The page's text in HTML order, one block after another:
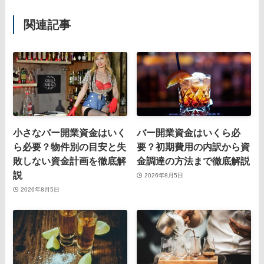
関連記事
小さなバー開業資金はいく
ら必要？物件別の目安と失
敗しない資金計画を徹底解
説
2026年8月5日
バー開業資金はいくら必
要？初期費用の内訳から資
金調達の方法まで徹底解説
2026年8月5日